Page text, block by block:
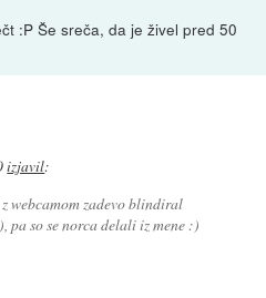
:P Še sreča, da je živel pred 50
izjavil:
webcamom zadevo blindiral
pa so se norca delali iz mene :)